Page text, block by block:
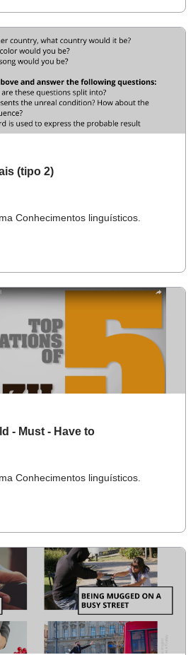
(tipo 2)
Conhecimentos linguísticos.
- Must - Have to
Conhecimentos linguísticos.